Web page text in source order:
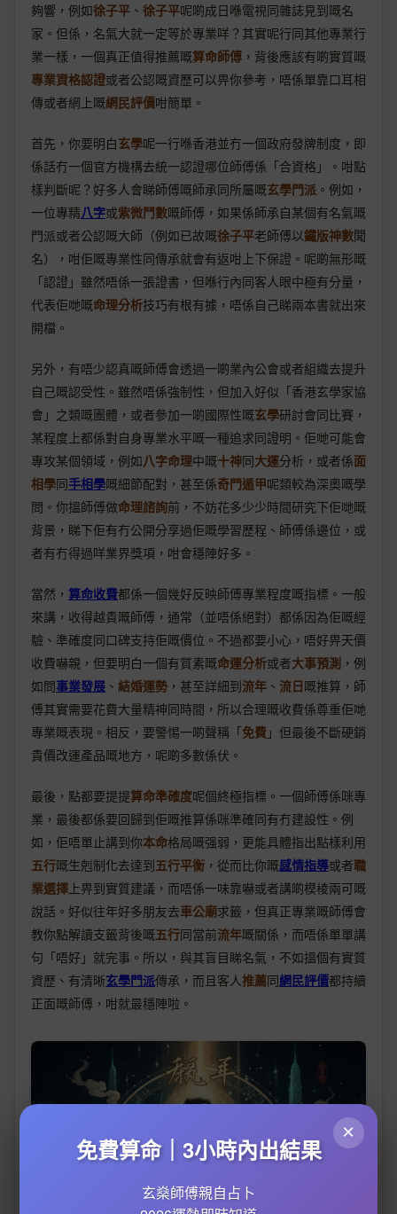
夠響，例如徐子平 、 徐子平呢啲成日喺電視同雜誌見到嘅名
家。但係，名氣大就一定等於專業咩？其實呢行同其他專業行
業一樣，一個真正值得推薦嘅算命師傅 ，背後應該有啲實質嘅
專業資格認證或者公認嘅資歷可以畀你參考，唔係單靠口耳相
傳或者網上嘅網民評價咁簡單。
首先，你要明白玄學呢一行喺香港並冇一個政府發牌制度，即
係話冇一個官方機構去統一認證哪位師傅係「合資格」。咁點
樣判斷呢？好多人會睇師傅嘅師承同所屬嘅玄學門派 。例如，
一位專精八字或紫微鬥數嘅師傅，如果係師承自某個有名氣嘅
門派或者公認嘅大師（例如已故嘅徐子平老師傅以鐵版神數聞
名），咁佢嘅專業性同傳承就會有返咁上下保證。呢啲無形嘅
「認證」雖然唔係一張證書，但喺行內同客人眼中極有分量，
代表佢哋嘅命理分析技巧有根有據，唔係自己睇兩本書就出來
開檔。
另外，有唔少認真嘅師傅會透過一啲業內公會或者組織去提升
自己嘅認受性。雖然唔係強制性，但加入好似「香港玄學家協
會」之類嘅團體，或者參加一啲國際性嘅玄學研討會同比賽，
某程度上都係對自身專業水平嘅一種追求同證明。佢哋可能會
專攻某個領域，例如八字命理中嘅十神同大運分析，或者係面
相學同手相學嘅細節配對，甚至係奇門遁甲呢類較為深奧嘅學
問。你搵師傅做命理諮詢前，不妨花多少少時間研究下佢哋嘅
背景，睇下佢有冇公開分享過佢嘅學習歷程、師傅係邊位，或
者有冇得過咩業界獎項，咁會穩陣好多。
當然， 算命收費都係一個幾好反映師傅專業程度嘅指標。一般
來講，收得越貴嘅師傅，通常（並唔係絕對）都係因為佢嘅經
驗、準確度同口碑支持佢嘅價位。不過都要小心，唔好畀天價
收費嚇親，但要明白一個有質素嘅命運分析或者大事預測 ，例
如問事業發展 、 結婚運勢 ，甚至詳細到流年 、 流日嘅推算，師
傅其實需要花費大量精神同時間，所以合理嘅收費係尊重佢哋
專業嘅表現。相反，要警惕一啲聲稱「免費 」但最後不斷硬銷
貴價改運產品嘅地方，呢啲多數係伏。
最後，點都要提提算命準確度呢個終極指標。一個師傅係咪專
業，最後都係要回歸到佢嘅推算係咪準確同有冇建設性。例
如，佢唔單止講到你本命格局嘅强弱，更能具體指出點樣利用
五行嘅生剋制化去達到五行平衡 ，從而比你嘅感情指導或者職
業選擇 上畀到實質建議，而唔係一味靠嚇或者講啲模棱兩可嘅
說話。好似往年好多朋友去車公廟求籤，但真正專業嘅師傅會
教你點解讀支籤背後嘅五行同當前流年嘅關係，而唔係單單講
句「唔好」就完事。所以，與其盲目睇名氣，不如搵個有實質
資歷、有清晰玄學門派傳承，而且客人推薦同網民評價都持續
正面嘅師傅，咁就最穩陣啦。
×
免費算命｜3小時內出結果
玄燊師傅親自占卜